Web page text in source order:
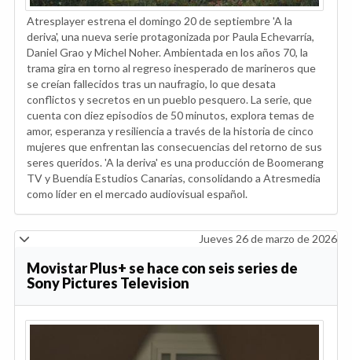
Atresplayer estrena el domingo 20 de septiembre 'A la
deriva', una nueva serie protagonizada por Paula Echevarría,
Daniel Grao y Michel Noher. Ambientada en los años 70, la
trama gira en torno al regreso inesperado de marineros que
se creían fallecidos tras un naufragio, lo que desata
conflictos y secretos en un pueblo pesquero. La serie, que
cuenta con diez episodios de 50 minutos, explora temas de
amor, esperanza y resiliencia a través de la historia de cinco
mujeres que enfrentan las consecuencias del retorno de sus
seres queridos. 'A la deriva' es una producción de Boomerang
TV y Buendía Estudios Canarias, consolidando a Atresmedia
como líder en el mercado audiovisual español.
Jueves 26 de marzo de 2026
Movistar Plus+ se hace con seis series de
Sony Pictures Television